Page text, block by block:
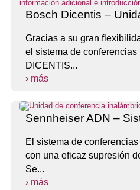
Bosch Dicentis –
Gracias a su gran
el sistema de
DICENTIS...
› más
Sennheiser ADN –
El sistema de
con una eficaz supresión
Se...
› más